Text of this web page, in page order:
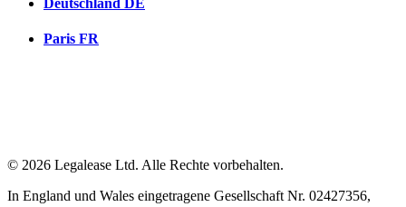
Deutschland DE
Paris FR
© 2026 Legalease Ltd. Alle Rechte vorbehalten.
In England und Wales eingetragene Gesellschaft Nr. 02427356,